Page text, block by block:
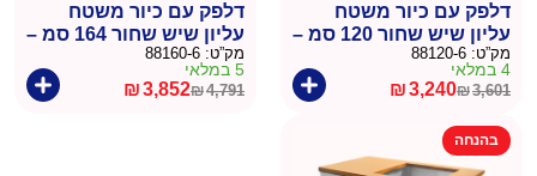
דלפק עם כיור משטח
עליון שיש שחור 120 סמ –
דניאל
מק”ט: 88120-6
4 במלאי
₪3,601
המחיר
המקורי
היה:
₪3,240
המחיר
הנוכחי
הוא:
דלפק עם כיור משטח
עליון שיש שחור 164 סמ –
דניאל
מק”ט: 88160-6
5 במלאי
₪4,791
המחיר
₪3,852
המחיר
בהנחה